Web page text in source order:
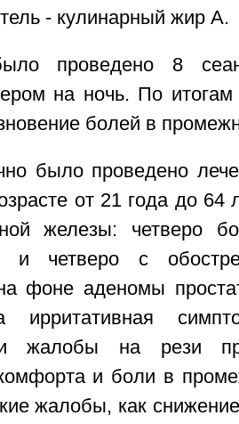
- кулинарный жир А.
проведено 8
на ночь. По
болей в
было проведено
от 21 года до 64
железы: четверо
и четверо с
на фоне аденомы
ирритативная
жалобы на рези
и боли в
жалобы, как